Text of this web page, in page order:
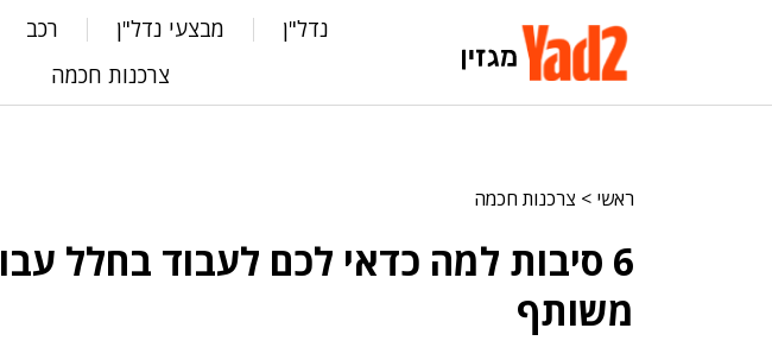
נדל"ן מבצעי נדל"ן רכב
צרכנות חכמה
ראשי > צרכנות חכמה
6 סיבות למה כדאי לכם לעבוד בחלל
משותף